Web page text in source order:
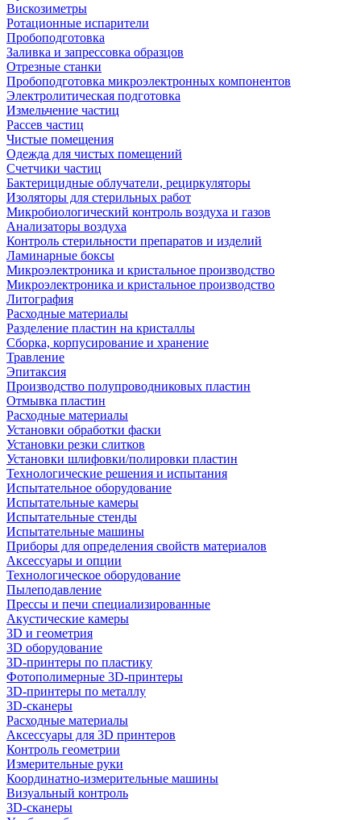
Вискозиметры
Ротационные испарители
Пробоподготовка
Заливка и запрессовка образцов
Отрезные станки
Пробоподготовка микроэлектронных компонентов
Электролитическая подготовка
Измельчение частиц
Рассев частиц
Чистые помещения
Одежда для чистых помещений
Счетчики частиц
Бактерицидные облучатели, рециркуляторы
Изоляторы для стерильных работ
Микробиологический контроль воздуха и газов
Анализаторы воздуха
Контроль стерильности препаратов и изделий
Ламинарные боксы
Микроэлектроника и кристальное производство
Микроэлектроника и кристальное производство
Литография
Расходные материалы
Разделение пластин на кристаллы
Сборка, корпусирование и хранение
Травление
Эпитаксия
Производство полупроводниковых пластин
Отмывка пластин
Расходные материалы
Установки обработки фаски
Установки резки слитков
Установки шлифовки/полировки пластин
Технологические решения и испытания
Испытательное оборудование
Испытательные камеры
Испытательные стенды
Испытательные машины
Приборы для определения свойств материалов
Аксессуары и опции
Технологическое оборудование
Пылеподавление
Прессы и печи специализированные
Акустические камеры
3D и геометрия
3D оборудование
3D-принтеры по пластику
Фотополимерные 3D-принтеры
3D-принтеры по металлу
3D-сканеры
Расходные материалы
Аксессуары для 3D принтеров
Контроль геометрии
Измерительные руки
Координатно-измерительные машины
Визуальный контроль
3D-сканеры